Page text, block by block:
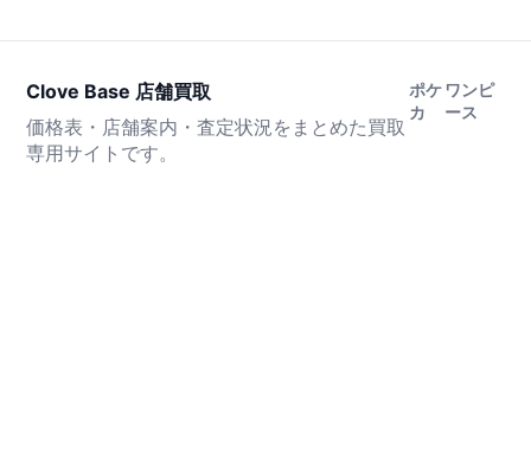
Clove Base 店舗買取
価格表・店舗案内・査定状況をまとめた買取
専用サイトです。
ポケ
カ
ワンピ
ース